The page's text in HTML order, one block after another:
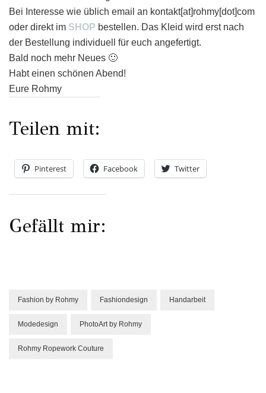
Bei Interesse wie üblich email an kontakt[at]rohmy[dot]com
oder direkt im SHOP bestellen. Das Kleid wird erst nach
der Bestellung individuell für euch angefertigt.
Bald noch mehr Neues 🙂
Habt einen schönen Abend!
Eure Rohmy
Teilen mit:
Pinterest Facebook Twitter
Gefällt mir:
Fashion by Rohmy Fashiondesign Handarbeit
Modedesign PhotoArt by Rohmy
Rohmy Ropework Couture